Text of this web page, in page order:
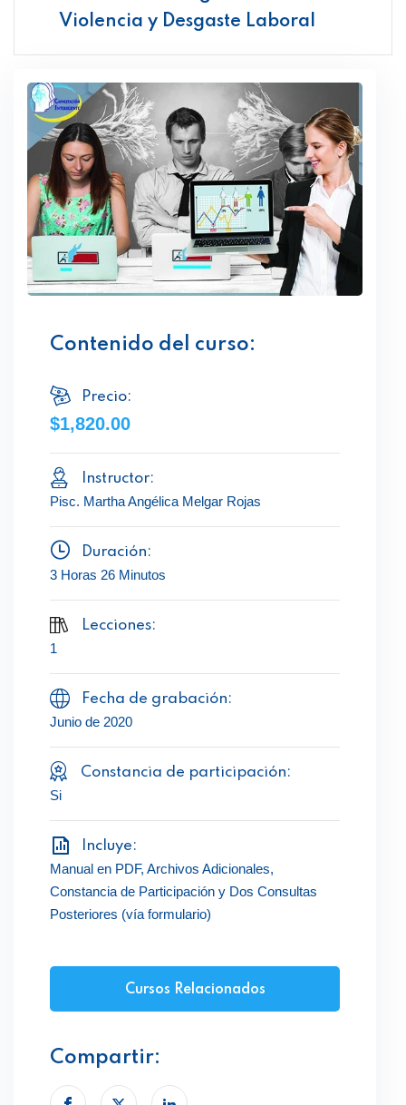
Violencia y Desgaste Laboral
Contenido del curso:
Precio:
$1,820.00
Instructor:
Pisc. Martha Angélica Melgar Rojas
Duración:
3 Horas 26 Minutos
Lecciones:
1
Fecha de grabación:
Junio de 2020
Constancia de participación:
Si
Incluye:
Manual en PDF, Archivos Adicionales,
Constancia de Participación y Dos Consultas
Posteriores (vía formulario)
Cursos Relacionados
Compartir: